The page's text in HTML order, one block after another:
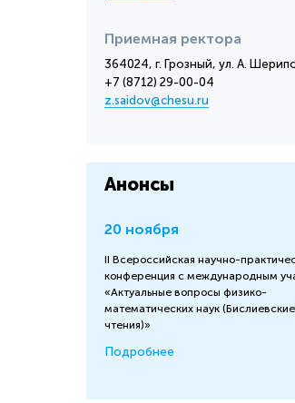
Приемная ректора
364024, г. Грозный, ул. А.
+7 (8712) 29-00-04
z.saidov@chesu.ru
Анонсы
20 ноября
II Всероссийская научно-
конференция с международным
«Актуальные вопросы физико-
математических наук (Бислиевские
чтения)»
Подробнее